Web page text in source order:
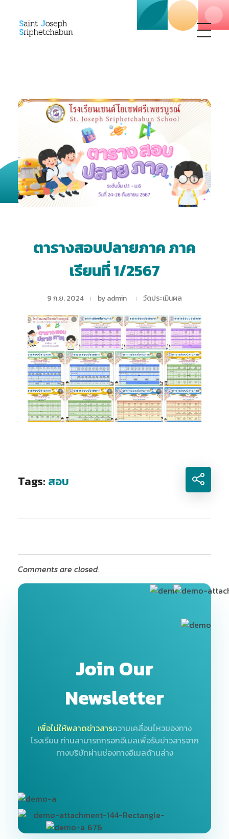
ตารางสอบปลายภาค ภาค
เรียนที่ 1/2567
9 ก.ย. 2024 byadmin วัดประเมินผล
Tags: สอบ
Comments are closed.
Join Our
Newsletter
เพื่อไม่ให้พลาดข่าวสารความเคลื่อนไหวของทาง
โรงเรียน ท่านสามารถกรอกอีเมลเพื่อรับข่าวสารจาก
ทางบริษัทผ่านช่องทางอีเมลด้านล่าง